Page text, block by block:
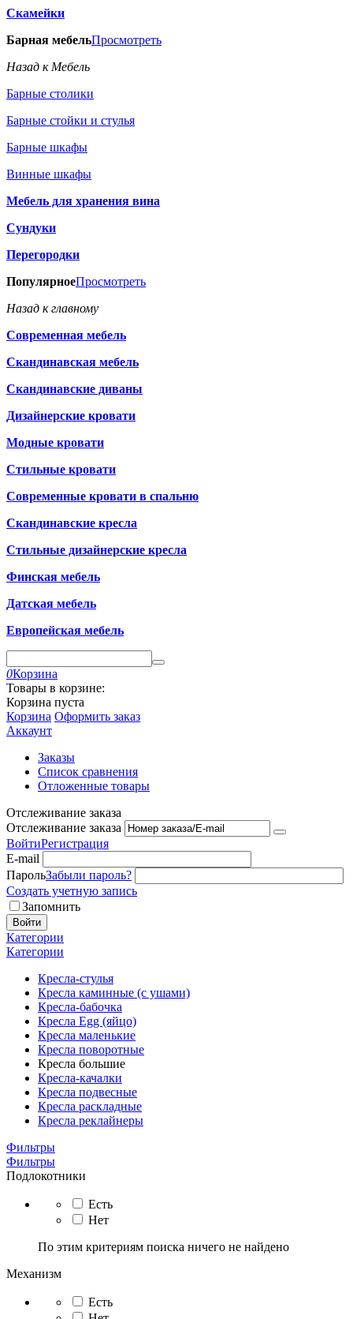
Скамейки
Барная мебельПросмотреть
Назад к Мебель
Барные столики
Барные стойки и стулья
Барные шкафы
Винные шкафы
Мебель для хранения вина
Сундуки
Перегородки
ПопулярноеПросмотреть
Назад к главному
Современная мебель
Скандинавская мебель
Скандинавские диваны
Дизайнерские кровати
Модные кровати
Стильные кровати
Современные кровати в спальню
Скандинавские кресла
Стильные дизайнерские кресла
Финская мебель
Датская мебель
Европейская мебель
0Корзина
Товары в корзине:
Корзина пуста
Корзина Оформить заказ
Аккаунт
Заказы
Список сравнения
Отложенные товары
Отслеживание заказа
Отслеживание заказа
ВойтиРегистрация
E-mail
ПарольЗабыли пароль?
Создать учетную запись
Запомнить
Войти
Категории
Категории
Кресла-стулья
Кресла каминные (с ушами)
Кресла-бабочка
Кресла Egg (яйцо)
Кресла маленькие
Кресла поворотные
Кресла большие
Кресла-качалки
Кресла подвесные
Кресла раскладные
Кресла реклайнеры
Фильтры
Фильтры
Подлокотники
Есть
Нет
По этим критериям поиска ничего не найдено
Механизм
Есть